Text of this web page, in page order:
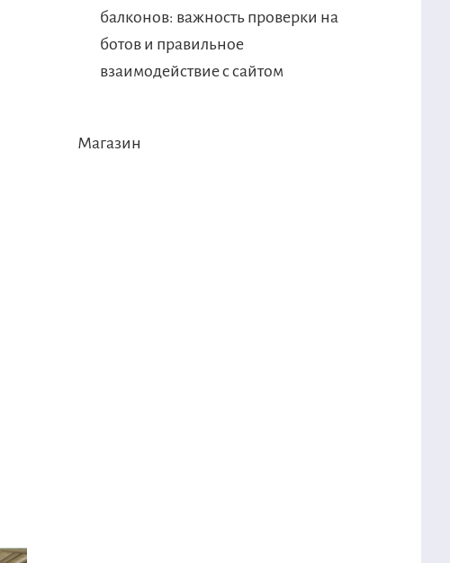
балконов: важность проверки на
ботов и правильное
взаимодействие с сайтом
Магазин